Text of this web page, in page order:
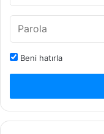
Beni hatırla